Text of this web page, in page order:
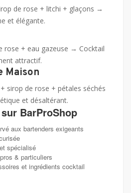
de rose + litchi + glaçons →
et élégante.
rose + eau gazeuse → Cocktail
attractif.
Maison
sirop de rose + pétales séchés
et désaltérant.
BarProShop
aux bartenders exigeants
spécialisé
& particuliers
et ingrédients cocktail